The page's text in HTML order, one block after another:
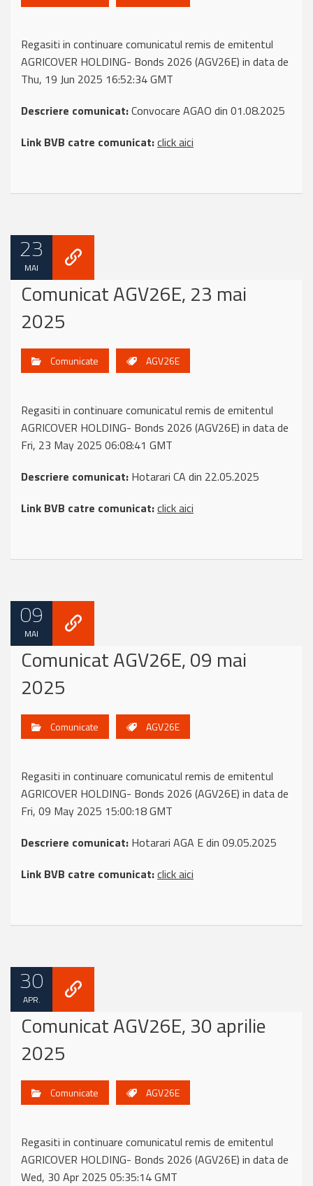
Regasiti in continuare comunicatul remis de emitentul
AGRICOVER HOLDING- Bonds 2026 (AGV26E) in data de
Thu, 19 Jun 2025 16:52:34 GMT
Descriere comunicat:Convocare AGAO din 01.08.2025
Link BVB catre comunicat:click aici
23
MAI
Comunicat AGV26E, 23 mai
2025
Comunicate AGV26E
Regasiti in continuare comunicatul remis de emitentul
AGRICOVER HOLDING- Bonds 2026 (AGV26E) in data de
Fri, 23 May 2025 06:08:41 GMT
Descriere comunicat: Hotarari CA din 22.05.2025
Link BVB catre comunicat:click aici
09
MAI
Comunicat AGV26E, 09 mai
2025
Comunicate AGV26E
Regasiti in continuare comunicatul remis de emitentul
AGRICOVER HOLDING- Bonds 2026 (AGV26E) in data de
Fri, 09 May 2025 15:00:18 GMT
Descriere comunicat: Hotarari AGA E din 09.05.2025
Link BVB catre comunicat:click aici
30
APR.
Comunicat AGV26E, 30 aprilie
2025
Comunicate AGV26E
Regasiti in continuare comunicatul remis de emitentul
AGRICOVER HOLDING- Bonds 2026 (AGV26E) in data de
Wed, 30 Apr 2025 05:35:14 GMT